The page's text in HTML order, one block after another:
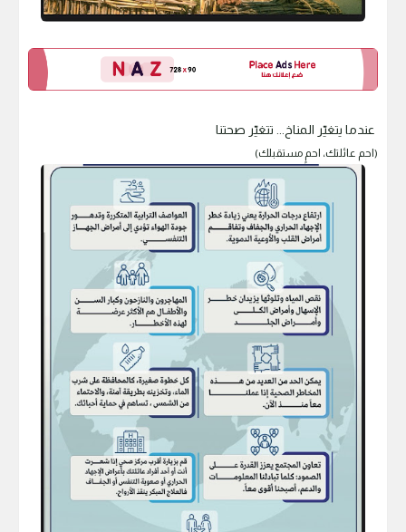
عندما يتغيّر المناخ... تتغيّر صحتنا
(احم عائلتك، احمٍ مستقبلك)